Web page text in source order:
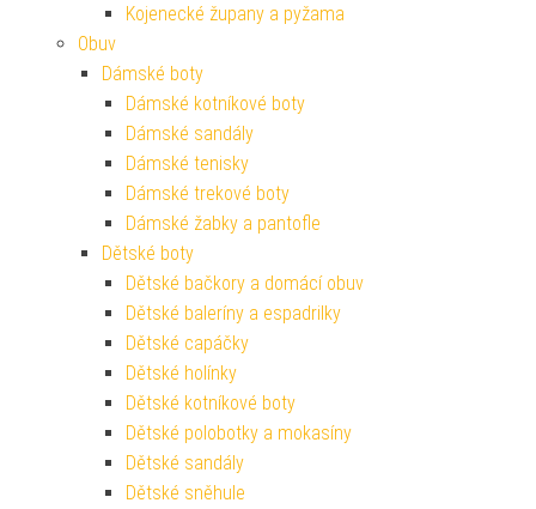
Kojenecké župany a pyžama
Obuv
Dámské boty
Dámské kotníkové boty
Dámské sandály
Dámské tenisky
Dámské trekové boty
Dámské žabky a pantofle
Dětské boty
Dětské bačkory a domácí obuv
Dětské baleríny a espadrilky
Dětské capáčky
Dětské holínky
Dětské kotníkové boty
Dětské polobotky a mokasíny
Dětské sandály
Dětské sněhule